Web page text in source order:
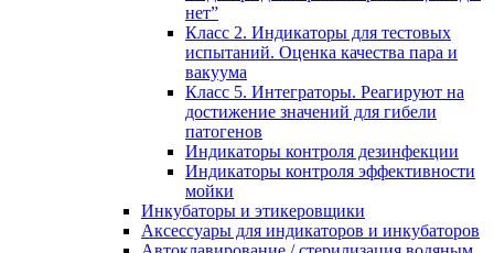
нет”
Класс 2. Индикаторы для тестовых
испытаний. Оценка качества пара и
вакуума
Класс 5. Интеграторы. Реагируют на
достижение значений для гибели
патогенов
Индикаторы контроля дезинфекции
Индикаторы контроля эффективности
мойки
Инкубаторы и этикеровщики
Аксессуары для индикаторов и инкубаторов